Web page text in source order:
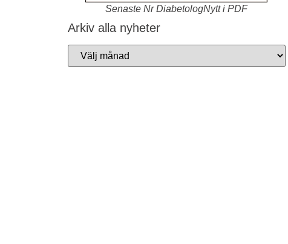
Senaste Nr DiabetologNytt i PDF
Arkiv alla nyheter